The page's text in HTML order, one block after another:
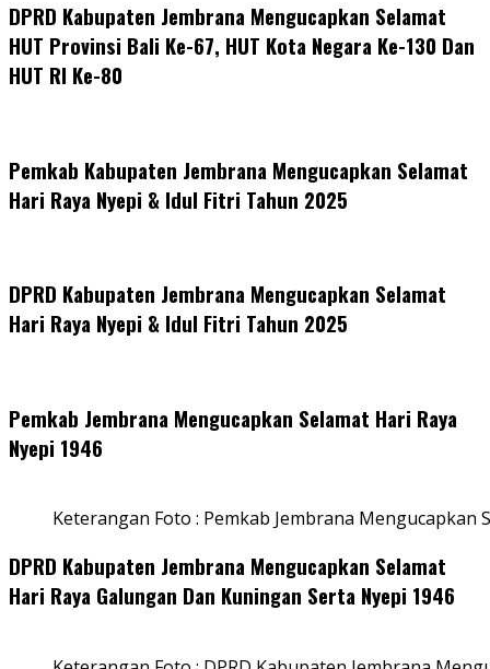
DPRD Kabupaten Jembrana Mengucapkan Selamat
HUT Provinsi Bali Ke-67, HUT Kota Negara Ke-130 Dan
HUT RI Ke-80
Pemkab Kabupaten Jembrana Mengucapkan Selamat
Hari Raya Nyepi & Idul Fitri Tahun 2025
DPRD Kabupaten Jembrana Mengucapkan Selamat
Hari Raya Nyepi & Idul Fitri Tahun 2025
Pemkab Jembrana Mengucapkan Selamat Hari Raya
Nyepi 1946
Keterangan Foto : Pemkab Jembrana Mengucapkan
DPRD Kabupaten Jembrana Mengucapkan Selamat
Hari Raya Galungan Dan Kuningan Serta Nyepi 1946